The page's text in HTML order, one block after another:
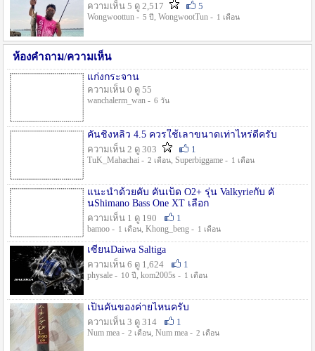
ความเห็น 5 ดู 2,517
5
Wongwoottun - 5 ปี , WongwootTun - 1 เดือน
ห้องคำถาม/ความเห็น
แก่งกระจาน
ความเห็น 0 ดู 55
wanchalerm_wan - 6 วัน
คันชิงหลิว 4.5 ควรใช้เลาขนาดเท่าไหร่ดีครับ
ความเห็น 2 ดู 303
1
TuK_Mahachai - 2 เดือน, Superbiggame - 1 เดือน
แนะนำด้วยคับ คันเบ็ด O2+ รุ่น Valkyrieกับ คั
นShimano Bass One XT เลือก
ความเห็น 1 ดู 190
1
bamoo - 1 เดือน, Khong_beng - 1 เดือน
เซียนDaiwa Saltiga
ความเห็น 6 ดู 1,624
1
physale - 10 ปี , kom2005s - 1 เดือน
เป็นคันของค่ายไหนครับ
ความเห็น 3 ดู 314
1
Num mea - 2 เดือน, Num mea - 2 เดือน